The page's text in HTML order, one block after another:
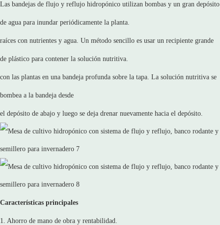
Las bandejas de flujo y reflujo hidropónico utilizan bombas y un gran depósito
de agua para inundar periódicamente la planta.
raíces con nutrientes y agua. Un método sencillo es usar un recipiente grande
de plástico para contener la solución nutritiva.
con las plantas en una bandeja profunda sobre la tapa. La solución nutritiva se
bombea a la bandeja desde
el depósito de abajo y luego se deja drenar nuevamente hacia el depósito.
Características principales
1. Ahorro de mano de obra y rentabilidad.